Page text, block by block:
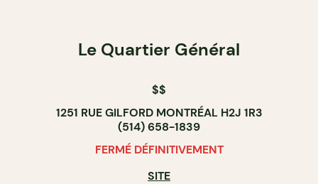
Le Quartier Général
$$
1251 RUE GILFORD MONTRÉAL H2J 1R3
(514) 658-1839
FERMÉ DÉFINITIVEMENT
SITE